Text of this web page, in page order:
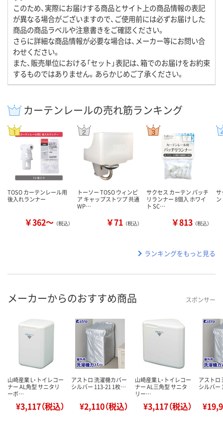
このため、実際にお届けする商品とサイト上の商品情報の表記
が異なる場合がございますので、ご使用前には必ずお届けした
商品の商品ラベルや注意書きをご確認ください。
さらに詳細な商品情報が必要な場合は、メーカー等にお問い合
わせください。
また、販売単位における「セット」表記は、箱でのお届けをお約束
するものではありません。あらかじめご了承ください。
カーテンレールの売れ筋ランキング
TOSO カーテンレール用
後入れランナー
￥362～ （税込）
トーソー TOSO ウィンピ
ア キャップストツプ 共通
WP…
￥71 （税込）
サクセス カーテン パッチ
リランナー 8個入 ホワイ
ト SC…
￥813 （税込）
サ
ランキングをもっと見る
メーカーからのおすすめ商品 スポンサー
山崎産業 L・トイレコー
ナー AL角型 サニタリ
ーボ…
¥3,117（税込）
アストロ 洗濯機カバー
シルバー 113-21 1枚…
¥2,110（税込）
山崎産業 L・トイレコー
ナー AL三角型 サニタ
リー…
¥3,117（税込）
アストロ
シルバー